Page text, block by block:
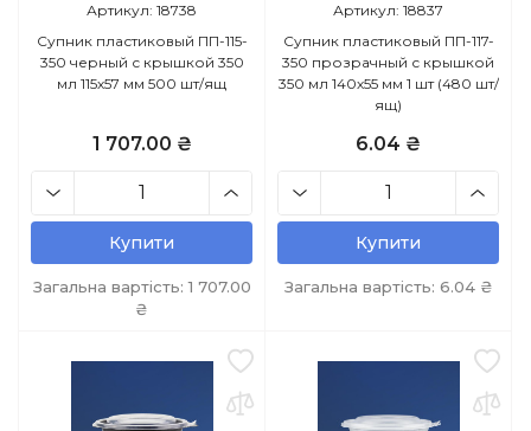
Артикул: 18738
Супник пластиковый ПП-115-
350 черный с крышкой 350
мл 115х57 мм 500 шт/ящ
1 707.00 ₴
Купити
Загальна вартість:1 707.00
₴
Артикул: 18837
Супник пластиковый ПП-117-
350 прозрачный с крышкой
350 мл 140х55 мм 1 шт (480 шт/
ящ)
6.04 ₴
Купити
Загальна вартість: 6.04₴